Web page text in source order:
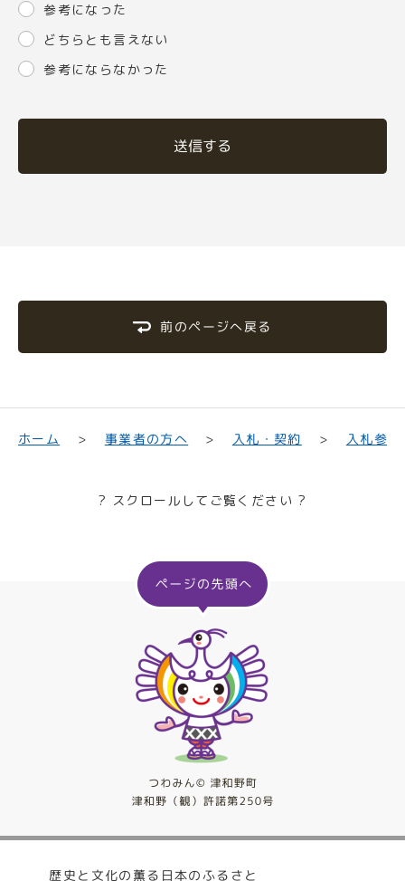
参考になった
どちらとも言えない
参考にならなかった
送信する
前のページへ戻る
ホーム 事業者の方へ 入札・契約 入札参
? スクロールしてご覧ください ?
歴史と文化の薫る日本のふるさと